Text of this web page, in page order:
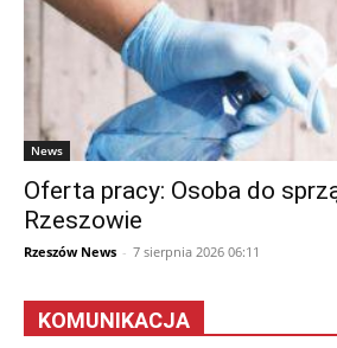
News
Oferta pracy: Osoba do
Rzeszowie
Rzeszów News - 7 sierpnia 2026 06:11
KOMUNIKACJA